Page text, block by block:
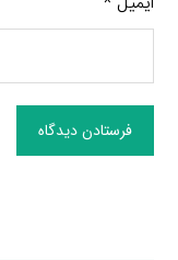
فرستادن دیدگاه